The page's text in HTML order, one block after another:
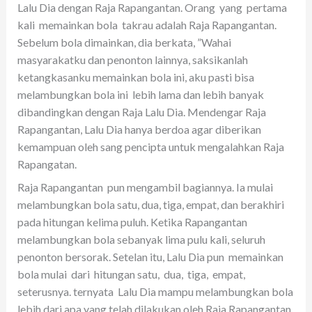
Lalu Dia dengan Raja Rapangantan. Orang yang pertama
kali memainkan bola takrau adalah Raja Rapangantan.
Sebelum bola dimainkan, dia berkata, ”Wahai
masyarakatku dan penonton lainnya, saksikanlah
ketangkasanku memainkan bola ini, aku pasti bisa
melambungkan bola ini lebih lama dan lebih banyak
dibandingkan dengan Raja Lalu Dia. Mendengar Raja
Rapangantan, Lalu Dia hanya berdoa agar diberikan
kemampuan oleh sang pencipta untuk mengalahkan Raja
Rapangatan.
Raja Rapangantan pun mengambil bagiannya. Ia mulai
melambungkan bola satu, dua, tiga, empat, dan berakhiri
pada hitungan kelima puluh. Ketika Rapangantan
melambungkan bola sebanyak lima pulu kali, seluruh
penonton bersorak. Setelan itu, Lalu Dia pun memainkan
bola mulai dari hitungan satu, dua, tiga, empat,
seterusnya. ternyata Lalu Dia mampu melambungkan bola
lebih dari apa yang telah dilakukan oleh Raja Rapangantan.